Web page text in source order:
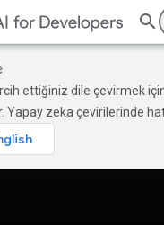
ettiğiniz dile çevirmek
Yapay zeka çevirilerinde